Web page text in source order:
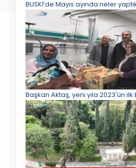
BUSKİ’de Mayıs ayında neler
Başkan Aktaş, yeni yıla 2023'ün